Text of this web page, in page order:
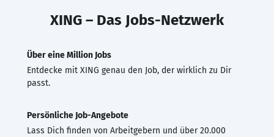
XING – Das Jobs-Netzwerk
Über eine Million Jobs
Entdecke mit XING genau den Job, der wirklich zu Dir
passt.
Persönliche Job-Angebote
Lass Dich finden von Arbeitgebern und über 20.000